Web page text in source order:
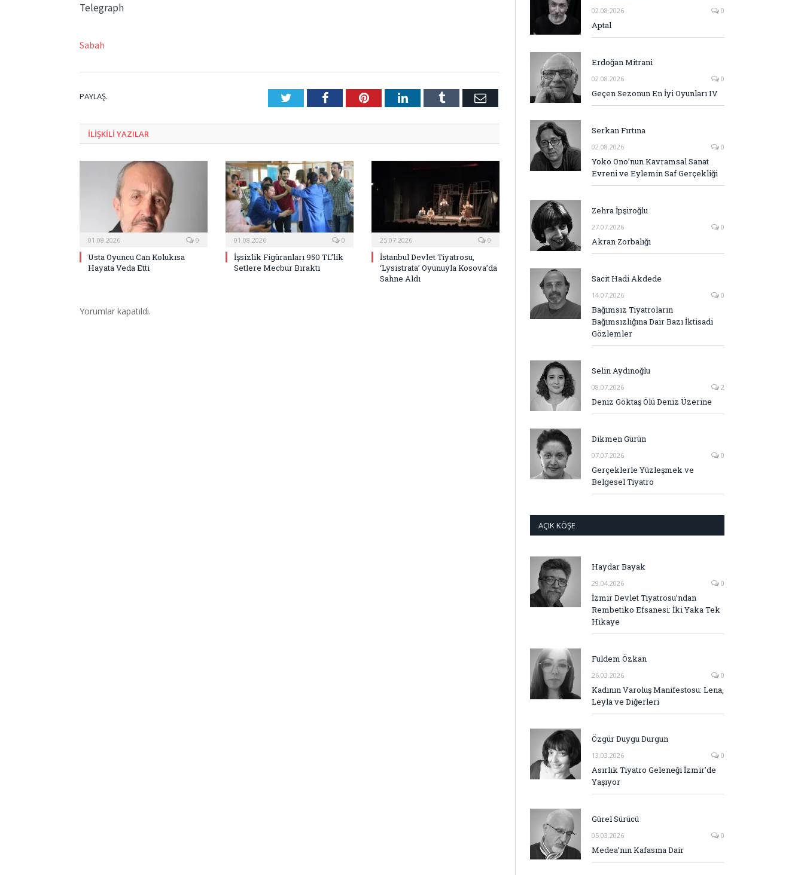
Telegraph
Sabah
PAYLAŞ. TwitterFacebookPinterestLinkedInTumblr E-
ILIŞKILI YAZILAR
01.08.2026 0
Usta Oyuncu Can Kolukısa
Hayata Veda Etti
01.08.2026 0
İşsizlik Figüranları 950 TL’lik
Setlere Mecbur Bıraktı
25.07.2026 0
İstanbul Devlet Tiyatrosu,
‘Lysistrata’ Oyunuyla Kosova’da
Sahne Aldı
Yorumlar kapatıldı.
02.08.2026 0
Aptal
Erdoğan Mitrani
02.08.2026 0
Geçen Sezonun En İyi Oyunları IV
Serkan Fırtına
02.08.2026 0
Yoko Ono’nun Kavramsal Sanat
Evreni ve Eylemin Saf Gerçekliği
Zehra İpşiroğlu
27.07.2026 0
Akran Zorbalığı
Sacit Hadi Akdede
14.07.2026 0
Bağımsız Tiyatroların
Bağımsızlığına Dair Bazı İktisadi
Gözlemler
Selin Aydınoğlu
08.07.2026 2
Deniz Göktaş Ölü Deniz Üzerine
Dikmen Gürün
07.07.2026 0
Gerçeklerle Yüzleşmek ve
Belgesel Tiyatro
AÇIK KÖŞE
Haydar Bayak
29.04.2026 0
İzmir Devlet Tiyatrosu’ndan
Rembetiko Efsanesi: İki Yaka Tek
Hikaye
Fuldem Özkan
26.03.2026 0
Kadının Varoluş Manifestosu: Lena,
Leyla ve Diğerleri
Özgür Duygu Durgun
13.03.2026 0
Asırlık Tiyatro Geleneği İzmir’de
Yaşıyor
Gürel Sürücü
05.03.2026 0
Medea’nın Kafasına Dair